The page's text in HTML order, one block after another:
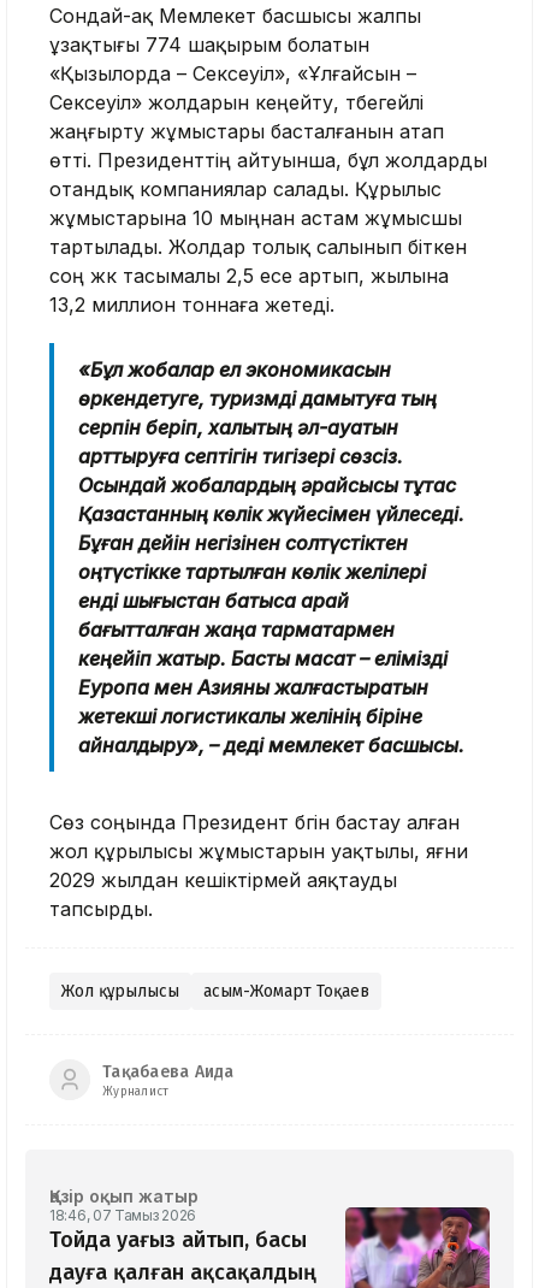
Сондай-ақ Мемлекет басшысы жалпы
ұзақтығы 774 шақырым болатын
«Қызылорда – Сексеуіл», «Ұлғайсын –
Сексеуіл» жолдарын кеңейту, түбегейлі
жаңғырту жұмыстары басталғанын атап
өтті. Президенттің айтуынша, бұл жолдарды
отандық компаниялар салады. Құрылыс
жұмыстарына 10 мыңнан астам жұмысшы
тартылады. Жолдар толық салынып біткен
соң жүк тасымалы 2,5 есе артып, жылына
13,2 миллион тоннаға жетеді.
«Бұл жобалар ел экономикасын
өркендетуге, туризмді дамытуға тың
серпін беріп, халықтың әл-ауқатын
арттыруға септігін тигізері сөзсіз.
Осындай жобалардың әрқайсысы тұтас
Қазақстанның көлік жүйесімен үйлеседі.
Бұған дейін негізінен солтүстіктен
оңтүстікке тартылған көлік желілері
енді шығыстан батысқа қарай
бағытталған жаңа тармақтармен
кеңейіп жатыр. Басты мақсат – елімізді
Еуропа мен Азияны жалғастыратын
жетекші логистикалық желінің біріне
айналдыру», – деді мемлекет басшысы.
Сөз соңында Президент бүгін бастау алған
жол құрылысы жұмыстарын уақтылы, яғни
2029 жылдан кешіктірмей аяқтауды
тапсырды.
Жол құрылысы Қасым-Жомарт Тоқаев
Тақабаева Аида
Журналист
Қазір оқып жатыр
18:46, 07 Тамыз 2026
Тойда уағыз айтып, басы
дауға қалған ақсақалдың